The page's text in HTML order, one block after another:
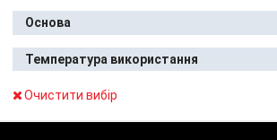
Основа
Температура використання
Очистити вибір